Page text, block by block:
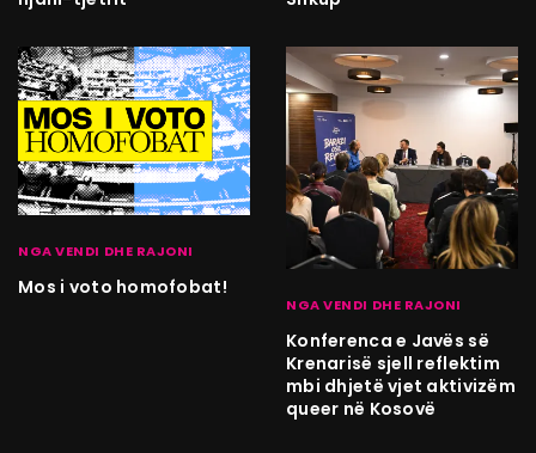
NGA VENDI DHE RAJONI
Mos i voto homofobat!
NGA VENDI DHE RAJONI
Konferenca e Javës së
Krenarisë sjell reflektim
mbi dhjetë vjet aktivizëm
queer në Kosovë